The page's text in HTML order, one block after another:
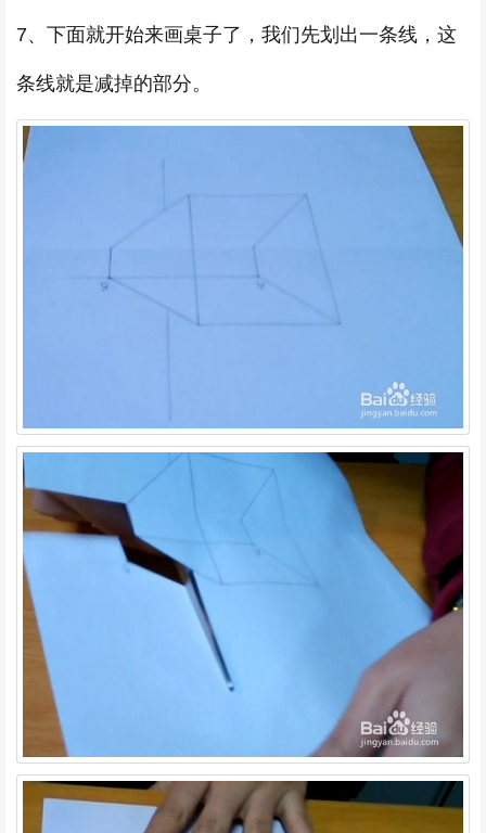
7、下面就开始来画桌子了，我们先划出一条线，这
条线就是减掉的部分。